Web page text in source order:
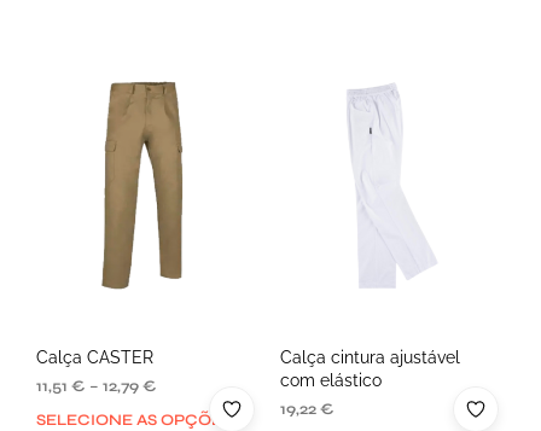
Calça CASTER
11,51 € – 12,79€
SELECIONE AS OPÇÕES
Calça cintura ajustável
com elástico
19,22€